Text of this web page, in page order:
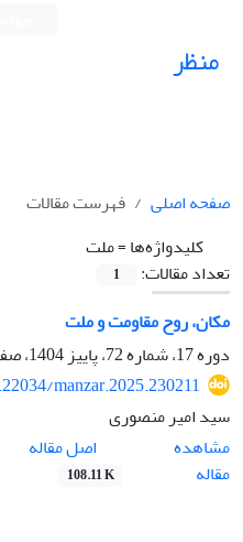
منظر
صفحه اصلی
فهرست مقالات
کلیدواژه‌ها =ملت
تعداد مقالات:
1
مکان، روح مقاومت و ملت
دوره 17، شماره 72، پاییز 1404، صفحه
manzar.2025.230211
سید امیر منصوری
مشاهده
مقاله
اصل مقاله
108.11 K